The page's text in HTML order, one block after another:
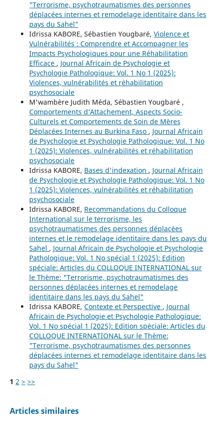
"Terrorisme, psychotraumatismes des personnes
déplacées internes et remodelage identitaire dans les
pays du Sahel"
Idrissa KABORE, Sébastien Yougbaré, Violence et
Vulnérabilités : Comprendre et Accompagner les
Impacts Psychologiques pour une Réhabilitation
Efficace , Journal Africain de Psychologie et
Psychologie Pathologique: Vol. 1 No 1 (2025):
Violences, vulnérabilités et réhabilitation
psychosociale
M'wambère Judith Méda, Sébastien Yougbaré ,
Comportements d’Attachement, Aspects Socio-
Culturels et Comportements de Soin de Mères
Déplacées Internes au Burkina Faso , Journal Africain
de Psychologie et Psychologie Pathologique: Vol. 1 No
1 (2025): Violences, vulnérabilités et réhabilitation
psychosociale
Idrissa KABORE, Bases d'indexation , Journal Africain
de Psychologie et Psychologie Pathologique: Vol. 1 No
1 (2025): Violences, vulnérabilités et réhabilitation
psychosociale
Idrissa KABORE, Recommandations du Colloque
International sur le terrorisme, les
psychotraumatismes des personnes déplacées
internes et le remodelage identitaire dans les pays du
Sahel , Journal Africain de Psychologie et Psychologie
Pathologique: Vol. 1 No spécial 1 (2025): Edition
spéciale: Articles du COLLOQUE INTERNATIONAL sur
le Thème: "Terrorisme, psychotraumatismes des
personnes déplacées internes et remodelage
identitaire dans les pays du Sahel"
Idrissa KABORE, Contexte et Perspective , Journal
Africain de Psychologie et Psychologie Pathologique:
Vol. 1 No spécial 1 (2025): Edition spéciale: Articles du
COLLOQUE INTERNATIONAL sur le Thème:
"Terrorisme, psychotraumatismes des personnes
déplacées internes et remodelage identitaire dans les
pays du Sahel"
1 2 > >>
Articles similaires